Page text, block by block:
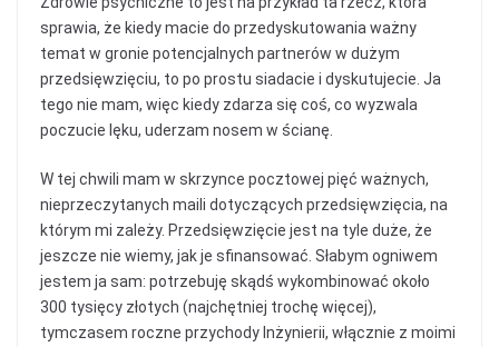
sprawia, że kiedy macie do przedyskutowania ważny
temat w gronie potencjalnych partnerów w dużym
przedsięwzięciu, to po prostu siadacie i dyskutujecie. Ja
tego nie mam, więc kiedy zdarza się coś, co wyzwala
poczucie lęku, uderzam nosem w ścianę.
W tej chwili mam w skrzynce pocztowej pięć ważnych,
nieprzeczytanych maili dotyczących przedsięwzięcia, na
którym mi zależy. Przedsięwzięcie jest na tyle duże, że
jeszcze nie wiemy, jak je sfinansować. Słabym ogniwem
jestem ja sam: potrzebuję skądś wykombinować około
300 tysięcy złotych (najchętniej trochę więcej),
tymczasem roczne przychody Inżynierii, włącznie z moimi